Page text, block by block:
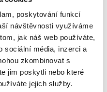
poskytování funkcí
návštěvnosti využíváme
jak náš web používáte,
sociální média, inzerci a
zkombinovat s
jim poskytli nebo které
jejich služby.
zajímat o zdroj příjmu.
na bankovních
s podnikatelskou
hotovostní vklady na
převody z jiného
účtů od jeho rodinných